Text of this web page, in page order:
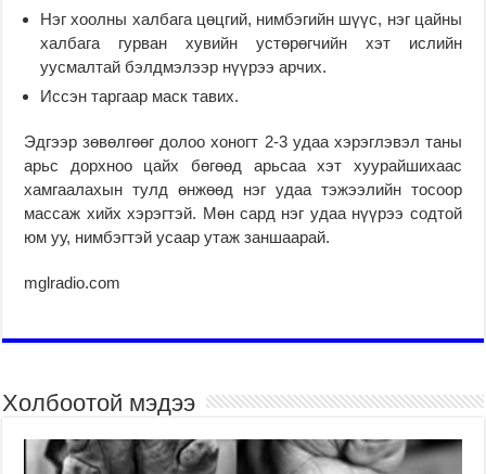
Нэг хоолны халбага цөцгий, нимбэгийн шүүс, нэг цайны
халбага гурван хувийн устөрөгчийн хэт ислийн
уусмалтай бэлдмэлээр нүүрээ арчих.
Иссэн таргаар маск тавих.
Эдгээр зөвөлгөөг долоо хоногт 2-3 удаа хэрэглэвэл таны
арьс дорхноо цайх бөгөөд арьсаа хэт хуурайшихаас
хамгаалахын тулд өнжөөд нэг удаа тэжээлийн тосоор
массаж хийх хэрэгтэй. Мөн сард нэг удаа нүүрээ содтой
юм уу, нимбэгтэй усаар утаж заншаарай.
mglradio.com
Холбоотой мэдээ